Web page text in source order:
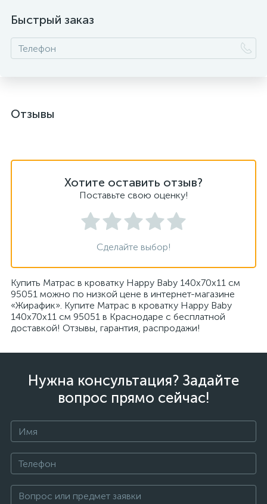
Быстрый заказ
Отзывы
Хотите оставить отзыв?
Поставьте свою оценку!
Сделайте выбор!
Купить Матрас в кроватку Happy Baby 140х70х11 см
95051 можно по низкой цене в интернет-магазине
«Жирафик». Купите Матрас в кроватку Happy Baby
140х70х11 см 95051 в Краснодаре с бесплатной
доставкой! Отзывы, гарантия, распродажи!
Нужна консультация? Задайте
вопрос прямо сейчас!